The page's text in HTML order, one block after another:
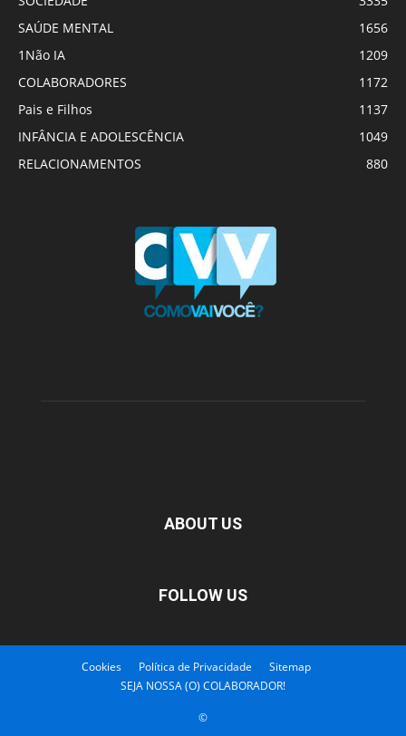
SAÚDE MENTAL
1656
1Não IA
1209
COLABORADORES
1172
Pais e Filhos
1137
INFÂNCIA E ADOLESCÊNCIA
1049
RELACIONAMENTOS
880
ABOUT US
FOLLOW US
Cookies Política de Privacidade
Sitemap
SEJA NOSSA (O) COLABORADOR!
©